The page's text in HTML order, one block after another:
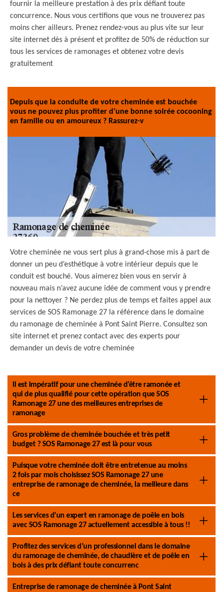
fournir la meilleure prestation à des prix défiant toute
concurrence. Nous vous certifions que vous ne trouverez pas
moins cher ailleurs. Prenez rendez-vous au plus vite sur leur
site internet dès à présent et profitez de 50% de réduction sur
tous les services de ramonages et obtenez votre devis
gratuitement
Depuis que la conduite de votre cheminée est bouchée
vous ne pouvez plus profiter d’une bonne soirée cocooning
en famille ou en amoureux ? Rassurez-v
Votre cheminée ne vous sert plus à grand-chose mis à part de
donner un peu d’esthétique à votre intérieur depuis que le
conduit est bouché. Vous aimerez bien vous en servir à
nouveau mais n’avez aucune idée de comment vous y prendre
pour la nettoyer ? Ne perdez plus de temps et faites appel aux
services de SOS Ramonage 27 la référence dans le domaine
du ramonage de cheminée à Pont Saint Pierre. Consultez son
site internet et prenez contact avec des experts pour
demander un devis de votre cheminée
Il est impératif pour une cheminée d’être ramonée et
qui de plus qualifié pour cette opération que SOS
Ramonage 27 une des meilleures entreprises de
ramonage
Gros problème de cheminée bouchée et très petit
budget ? SOS Ramonage 27 est là pour vous
Puisque votre cheminée doit être entretenue au moins
2 fois par mois choisissez SOS Ramonage 27 une
entreprise de ramonage de cheminée, la meilleure dans
ce
Les services d’un expert en ramonage de poêle en bois
avec SOS Ramonage 27 actuellement accessible à tous !!
Profitez des services d’un professionnel dans le domaine
du ramonage de cheminée, de chaudière et de poêle en
bois à des prix défiant toute concurrenc
Entreprise de ramonage de cheminée à Pont Saint